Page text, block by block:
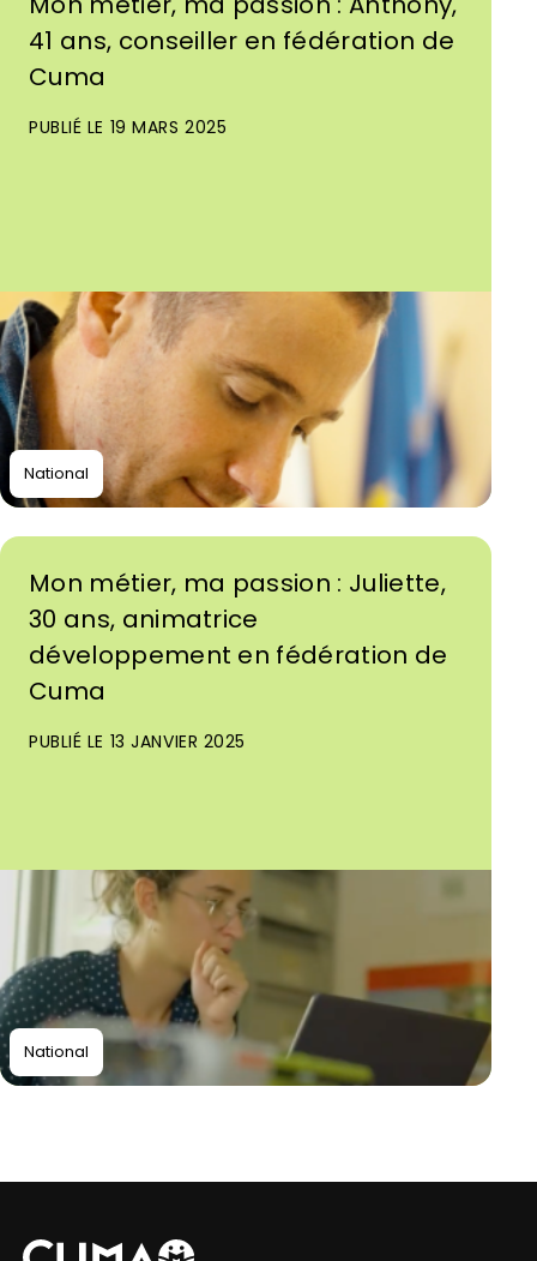
41 ans, conseiller en fédération de
Cuma
PUBLIÉ LE 19 MARS 2025
National
Mon métier, ma passion : Juliette,
30 ans, animatrice
développement en fédération de
Cuma
PUBLIÉ LE 13 JANVIER 2025
National